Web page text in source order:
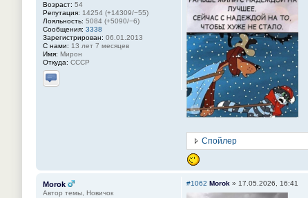
Возраст: 54
Репутация: 14254 (+14309/−55)
Лояльность: 5084 (+5090/−6)
Сообщения: 3338
Зарегистрирован: 06.01.2013
С нами: 13 лет 7 месяцев
Имя: Мирон
Откуда: СССР
Отправить личное сообщение
Спойлер
Morok
Автор темы, Новичок
#1062 Morok » 17.05.2026, 16:41